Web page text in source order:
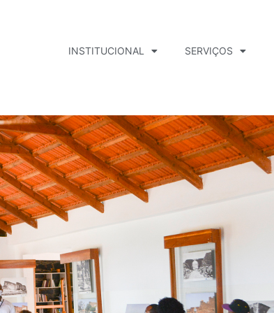
INSTITUCIONAL SERVIÇOS